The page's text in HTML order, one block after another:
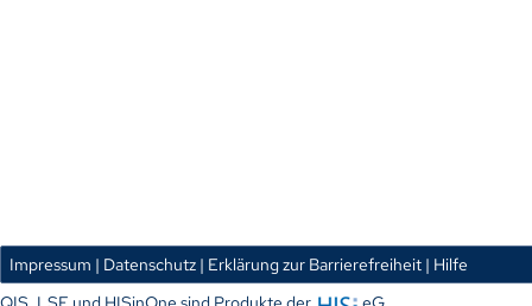
Impressum | Datenschutz | Erklärung zur Barrierefreiheit | Hilfe